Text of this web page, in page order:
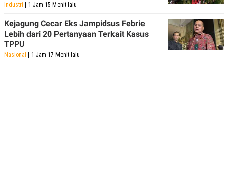
Industri | 1 Jam 15 Menit lalu
Kejagung Cecar Eks Jampidsus Febrie
Lebih dari 20 Pertanyaan Terkait Kasus
TPPU
Nasional | 1 Jam 17 Menit lalu